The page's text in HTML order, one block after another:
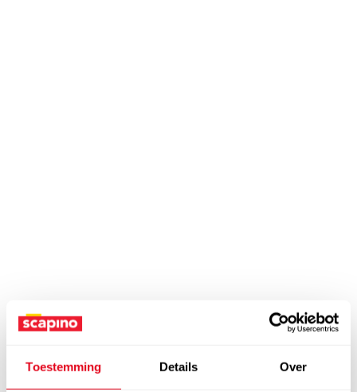
Toestemming Details Over